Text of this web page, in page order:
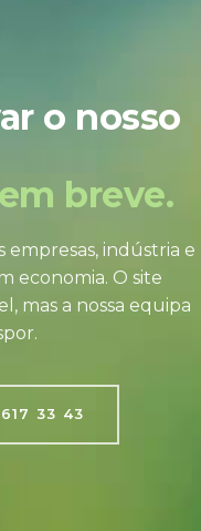
o nosso
breve.
empresas, indústria e
economia. O site
mas a nossa equipa
33 43